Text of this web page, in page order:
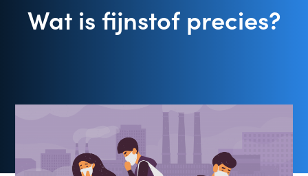
Wat is fijnstof precies?